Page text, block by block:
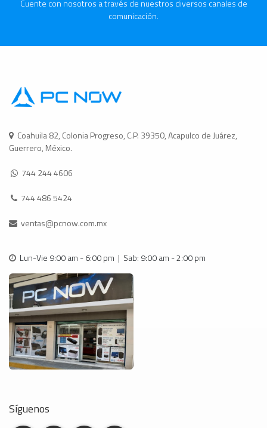
Cuente con nosotros a través de nuestros diversos canales de
comunicación.
Coahuila 82, Colonia Progreso, C.P. 39350, Acapulco de Juárez,
Guerrero, México.
744 244 4606
744 486 5424
ventas@pcnow.com.mx
Lun-Vie 9:00 am - 6:00 pm | Sab: 9:00 am - 2:00 pm
Síguenos